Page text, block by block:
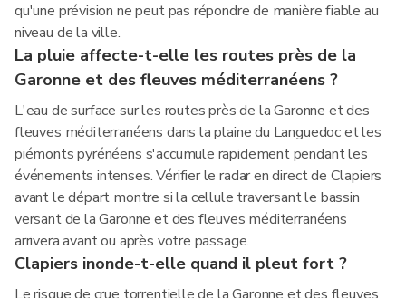
qu'une prévision ne peut pas répondre de manière fiable au
niveau de la ville.
La pluie affecte-t-elle les routes près de la
Garonne et des fleuves méditerranéens ?
L'eau de surface sur les routes près de la Garonne et des
fleuves méditerranéens dans la plaine du Languedoc et les
piémonts pyrénéens s'accumule rapidement pendant les
événements intenses. Vérifier le radar en direct de Clapiers
avant le départ montre si la cellule traversant le bassin
versant de la Garonne et des fleuves méditerranéens
arrivera avant ou après votre passage.
Clapiers inonde-t-elle quand il pleut fort ?